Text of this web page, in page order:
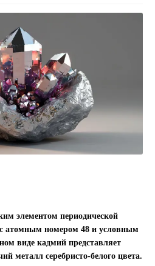
элементом периодической
атомным номером 48 и условным
виде кадмий представляет
металл серебристо-белого цвета.